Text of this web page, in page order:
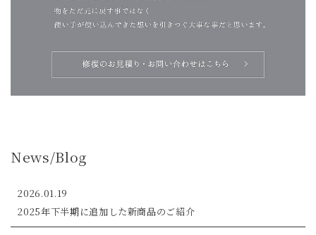
News/Blog
2026.01.19
2025年下半期に追加した新商品のご紹介